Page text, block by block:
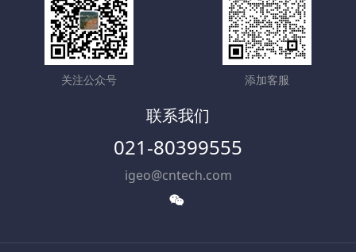
关注公众号 添加客服
联系我们
021-80399555
igeo@cntech.com